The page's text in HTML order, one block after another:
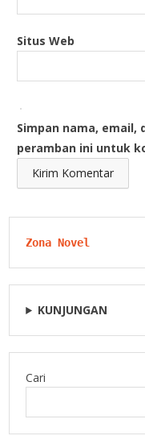
Situs Web
Simpan nama, email,
peramban ini untuk
Zona Novel
KUNJUNGAN
Cari